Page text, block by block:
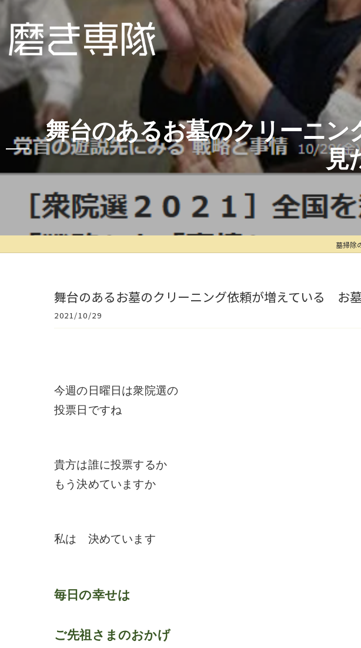
舞台のあるお墓のクリーニ
見
墓掃除
舞台のあるお墓のクリーニング依頼が増えている お
2021/10/29
今週の日曜日は衆院選の
投票日ですね
貴方は誰に投票するか
もう決めていますか
私は 決めています
毎日の幸せは
ご先祖さまのおかげ